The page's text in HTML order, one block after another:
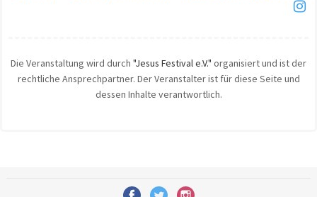
Die Veranstaltung wird durch "Jesus Festival e.V." organisiert und ist der
rechtliche Ansprechpartner. Der Veranstalter ist für diese Seite und
dessen Inhalte verantwortlich.